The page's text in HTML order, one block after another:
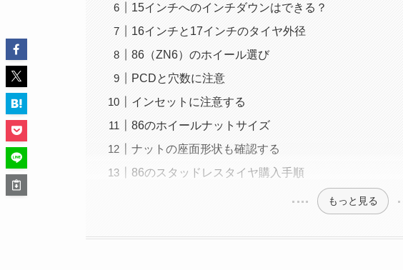
15インチへのインチダウンはできる？
16インチと17インチのタイヤ外径
86（ZN6）のホイール選び
PCDと穴数に注意
インセットに注意する
86のホイールナットサイズ
ナットの座面形状も確認する
86のスタッドレスタイヤ購入手順
もっと見る